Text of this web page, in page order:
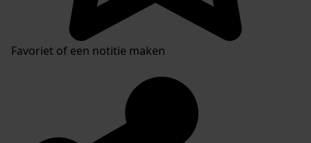
Favoriet of een notitie maken